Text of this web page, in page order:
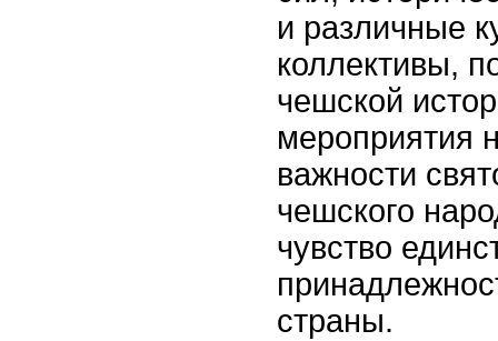
и различные
коллективы,
чешской
мероприятия
важности
чешского
чувство
страны.